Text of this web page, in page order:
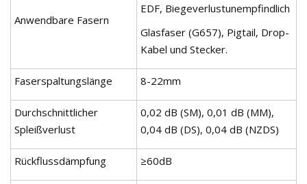
Anwendbare Fasern
EDF, Biegeverlustunempfindlich
Glasfaser (G657), Pigtail, Drop-
Kabel und Stecker.
Faserspaltungslänge 8-22mm
Durchschnittlicher
Spleißverlust
0,02 dB (SM), 0,01 dB (MM),
0,04 dB (DS), 0,04 dB (NZDS)
Rückflussdämpfung ≥60dB